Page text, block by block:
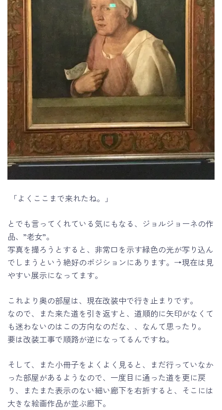
「よくここまで来れたね。」
とでも言ってくれている気にもなる、ジョルジョーネの作
品、”老女”。
写真を撮ろうとすると、非常口を示す緑色の光が写り込ん
でしまうという絶好のポジションにあります。→現在は見
やすい展示になってます。
これより奥の部屋は、現在改装中で行き止まりです。
なので、また来た道を引き返すと、道順的に矢印がなくて
も迷わないのはこの方向なのだな、、なんて思ったり。
要は改装工事で順路が逆になってるんですね。
そして、また小冊子をよくよく見ると、まだ行っていなか
った部屋があるようなので、一度目に通った道を更に戻
り、またまた表示のない細い廊下を右折すると、そこには
大きな絵画作品が並ぶ廊下。